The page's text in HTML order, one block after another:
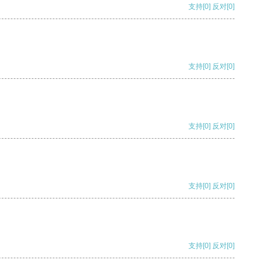
支持[0] 反对[0]
支持[0] 反对[0]
支持[0] 反对[0]
支持[0] 反对[0]
支持[0] 反对[0]